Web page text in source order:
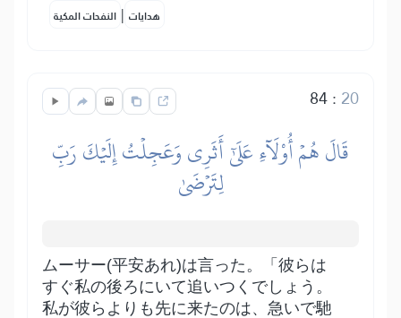
النفحات المكية | هدايات
84: 20
قَالَ هُمۡ أُوْلَآءِ عَلَىٰٓ أَثَرِي وَعَجِلۡتُ إِلَيۡكَ رَبِّ
لِتَرۡضَىٰ
ムーサー(平安あれ)は言った。「彼らは
すぐ私の後ろにいて追いつくでしょう。
私が彼らよりも先に来たのは、急いで馳